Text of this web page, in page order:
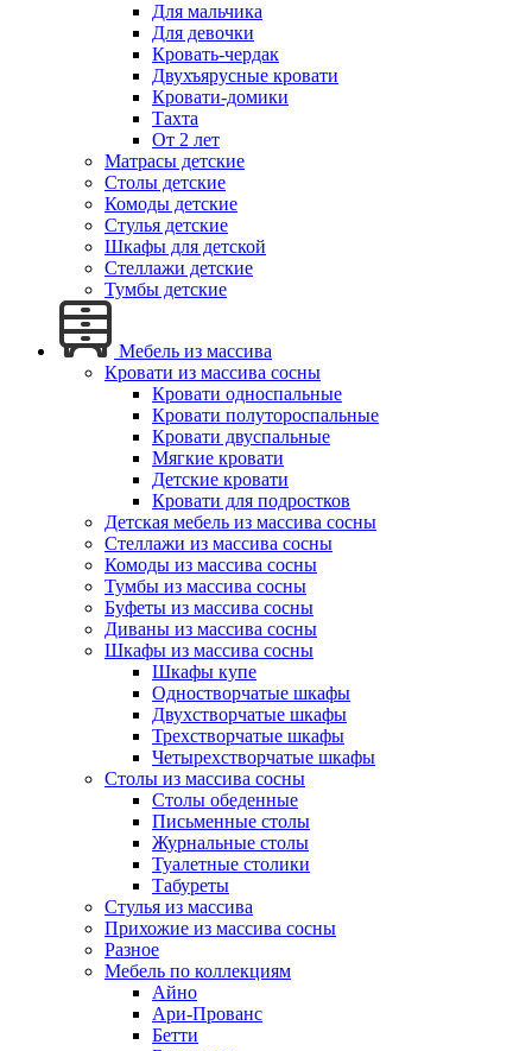
Для мальчика
Для девочки
Кровать-чердак
Двухъярусные кровати
Кровати-домики
Тахта
От 2 лет
Матрасы детские
Столы детские
Комоды детские
Стулья детские
Шкафы для детской
Стеллажи детские
Тумбы детские
Мебель из массива
Кровати из массива сосны
Кровати односпальные
Кровати полутороспальные
Кровати двуспальные
Мягкие кровати
Детские кровати
Кровати для подростков
Детская мебель из массива сосны
Стеллажи из массива сосны
Комоды из массива сосны
Тумбы из массива сосны
Буфеты из массива сосны
Диваны из массива сосны
Шкафы из массива сосны
Шкафы купе
Одностворчатые шкафы
Двухстворчатые шкафы
Трехстворчатые шкафы
Четырехстворчатые шкафы
Столы из массива сосны
Столы обеденные
Письменные столы
Журнальные столы
Туалетные столики
Табуреты
Стулья из массива
Прихожие из массива сосны
Разное
Мебель по коллекциям
Айно
Ари-Прованс
Бетти